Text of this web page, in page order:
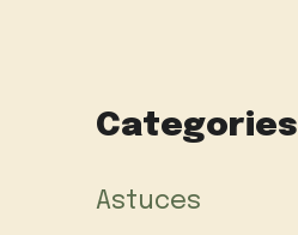
Categories
Astuces